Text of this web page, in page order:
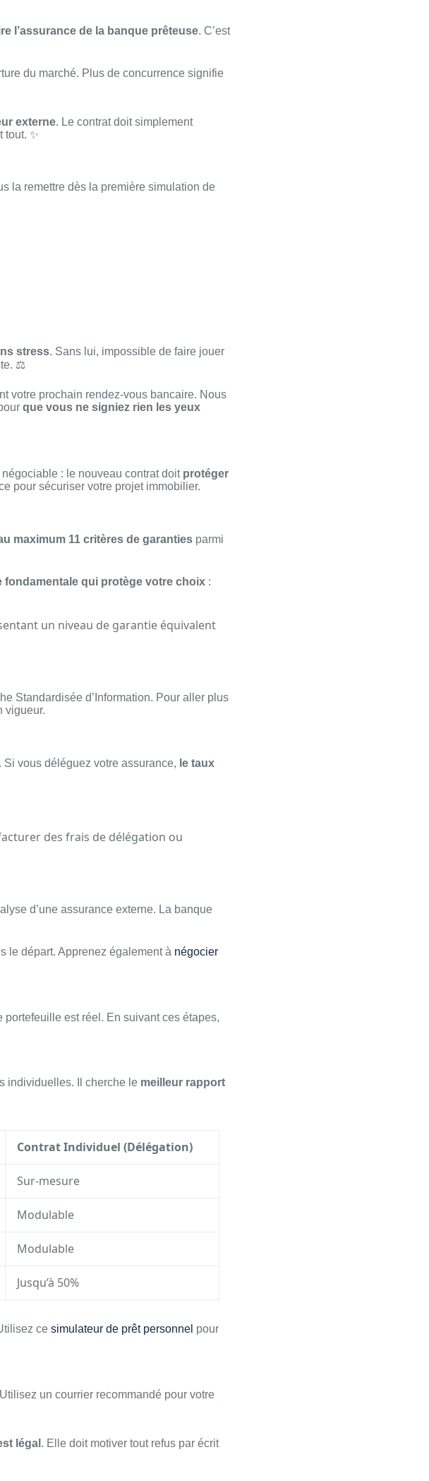
l’assurance de la banque prêteuse. C’est
du marché. Plus de concurrence signifie
externe. Le contrat doit simplement
tout. ✨
la remettre dès la première simulation de
stress. Sans lui, impossible de faire jouer
⚖️
votre prochain rendez-vous bancaire. Nous
que vous ne signiez rien les yeux
: le nouveau contrat doit protéger
pour sécuriser votre projet immobilier.
maximum 11 critères de garanties parmi
fondamentale qui protège votre choix :
un niveau de garantie équivalent
Standardisée d’Information. Pour aller plus
vigueur.
Si vous déléguez votre assurance, le taux
des frais de délégation ou
d’une assurance externe. La banque
le départ. Apprenez également à négocier
portefeuille est réel. En suivant ces étapes,
individuelles. Il cherche le meilleur rapport
Contrat Individuel (Délégation)
Sur-mesure
Modulable
Modulable
Jusqu’à 50%
ce simulateur de prêt personnel pour
un courrier recommandé pour votre
légal . Elle doit motiver tout refus par écrit